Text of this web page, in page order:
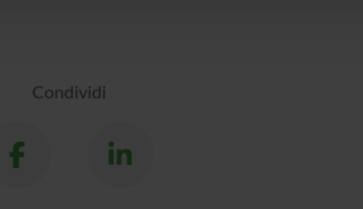
Condividi